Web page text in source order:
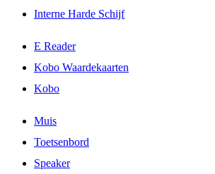
Interne Harde Schijf
E Reader
Kobo Waardekaarten
Kobo
Muis
Toetsenbord
Speaker